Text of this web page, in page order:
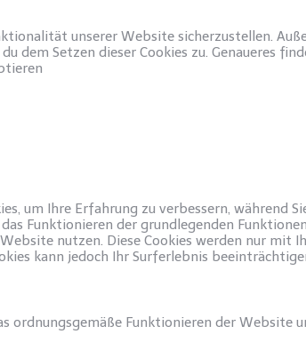
unserer Website sicherzustellen.
dem Setzen dieser Cookies zu. Genaueres
um Ihre Erfahrung zu verbessern, während
Funktionieren der grundlegenden
nutzen. Diese Cookies werden nur
kann jedoch Ihr Surferlebnis
ordnungsgemäße Funktionieren der